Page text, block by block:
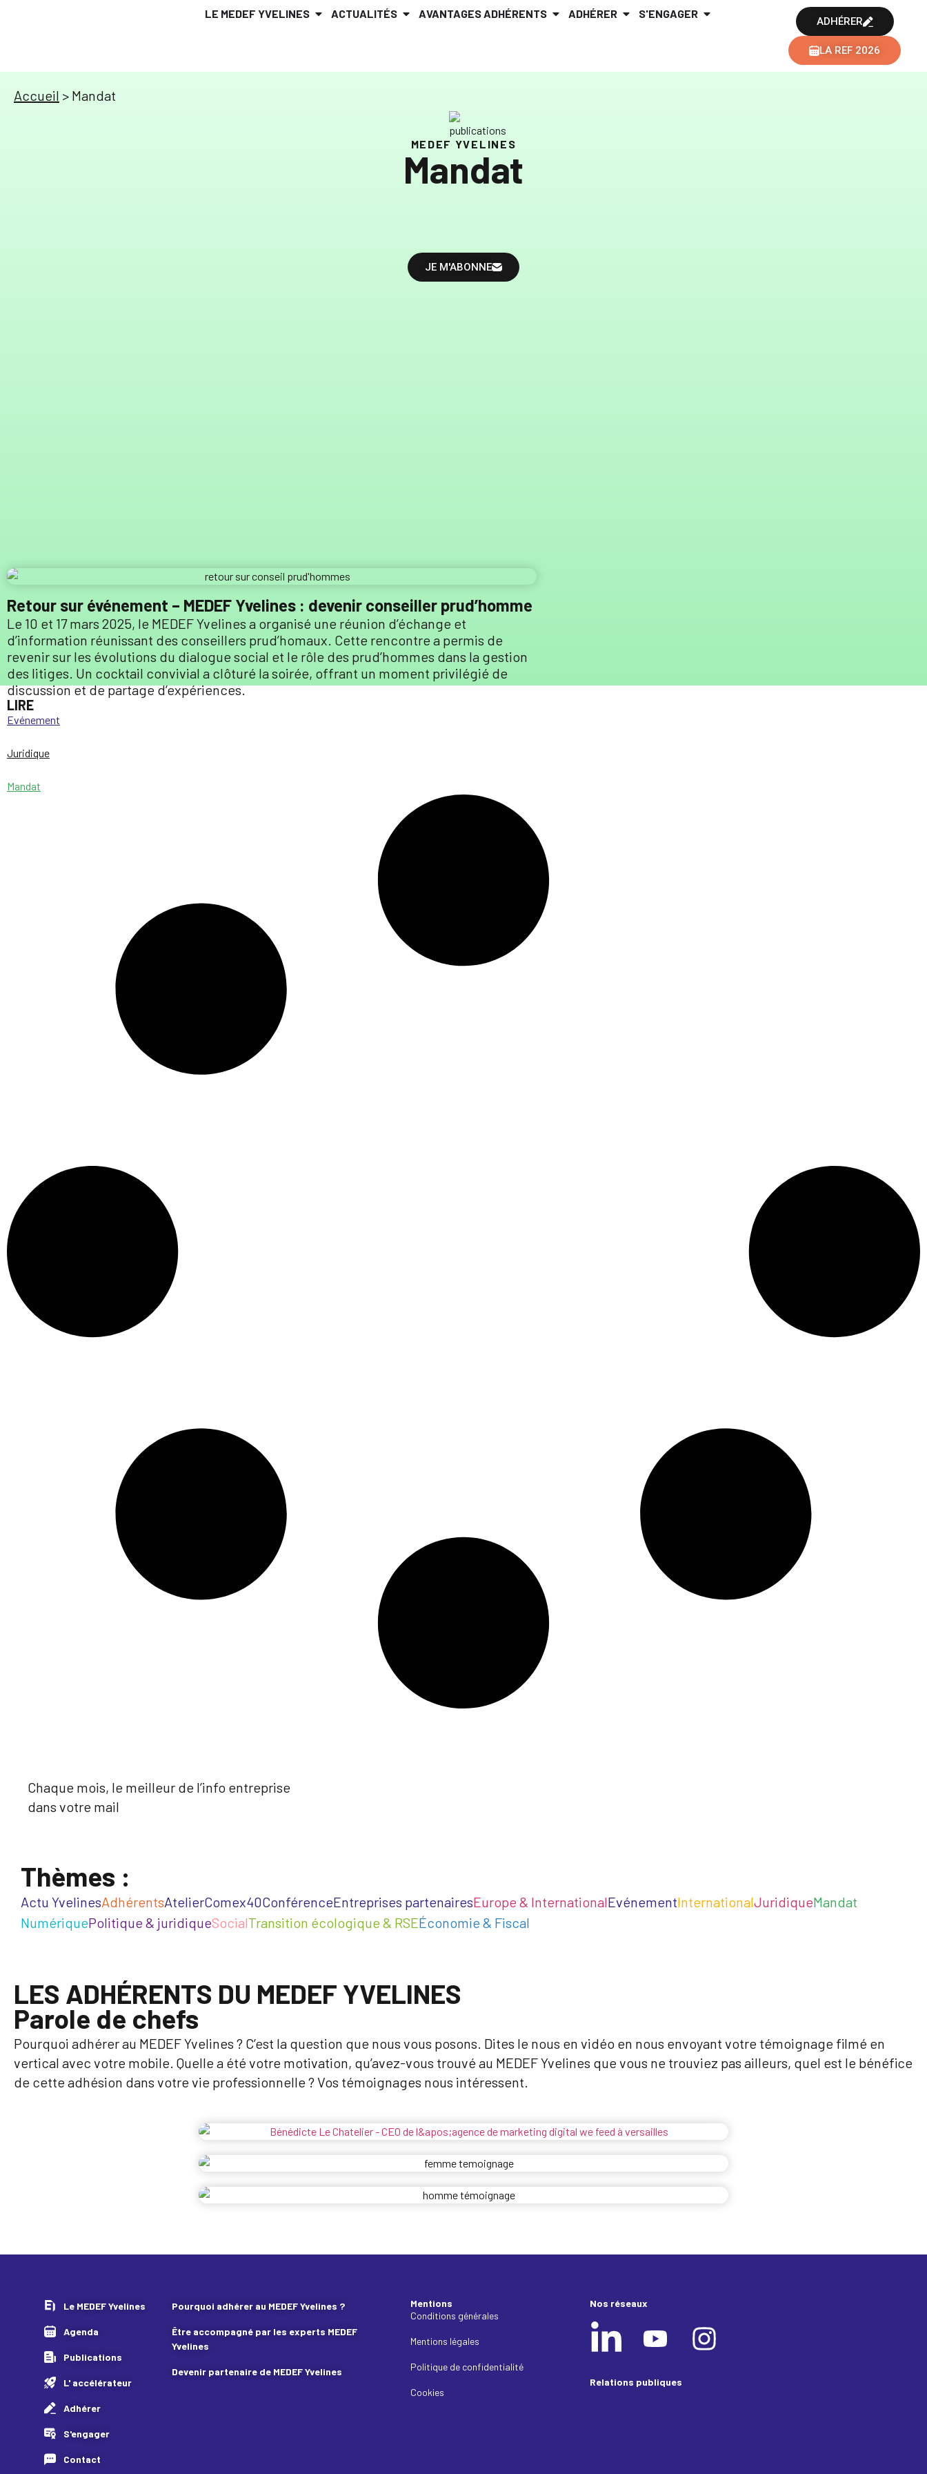
LE MEDEF YVELINES ACTUALITÉS AVANTAGES ADHÉRENTS ADHÉRER S'ENGAGER
ADHÉRER
LA REF 2026
Accueil > Mandat
MEDEF YVELINES
Mandat
JE M'ABONNE
Retour sur événement – MEDEF Yvelines : devenir conseiller prud’homme
Le 10 et 17 mars 2025, le MEDEF Yvelines a organisé une réunion d’échange et
d’information réunissant des conseillers prud’homaux. Cette rencontre a permis de
revenir sur les évolutions du dialogue social et le rôle des prud’hommes dans la gestion
des litiges. Un cocktail convivial a clôturé la soirée, offrant un moment privilégié de
discussion et de partage d’expériences.
LIRE
Evénement
Juridique
Mandat
Chaque mois, le meilleur de l’info entreprise
dans votre mail
Thèmes :
Actu YvelinesAdhérentsAtelierComex40ConférenceEntreprises partenairesEurope & InternationalEvénementInternationalJuridiqueMandat
NumériquePolitique & juridiqueSocialTransition écologique & RSEÉconomie & Fiscal
LES ADHÉRENTS DU MEDEF YVELINES
Parole de chefs
Pourquoi adhérer au MEDEF Yvelines ? C’est la question que nous vous posons. Dites le nous en vidéo en nous envoyant votre témoignage filmé en
vertical avec votre mobile. Quelle a été votre motivation, qu’avez-vous trouvé au MEDEF Yvelines que vous ne trouviez pas ailleurs, quel est le bénéfice
de cette adhésion dans votre vie professionnelle ? Vos témoignages nous intéressent.
Le MEDEF Yvelines
Agenda
Publications
L' accélérateur
Adhérer
S'engager
Contact
Pourquoi adhérer au MEDEF Yvelines ?
Être accompagné par les experts MEDEF
Yvelines
Devenir partenaire de MEDEF Yvelines
Mentions
Conditions générales
Mentions légales
Politique de confidentialité
Cookies
Nos réseaux
Relations publiques